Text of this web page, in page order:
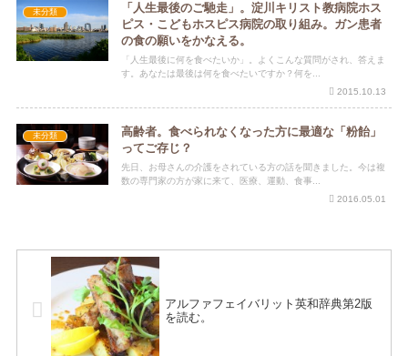
未分類
「人生最後のご馳走」。淀川キリスト教病院ホス
ピス・こどもホスピス病院の取り組み。ガン患者
の食の願いをかなえる。
「人生最後に何を食べたいか」。よくこんな質問がされ、答えま
す。あなたは最後は何を食べたいですか？何を...
2015.10.13
未分類
高齢者。食べられなくなった方に最適な「粉飴」
ってご存じ？
先日、お母さんの介護をされている方の話を聞きました。今は複
数の専門家の方が家に来て、医療、運動、食事...
2016.05.01
アルファフェイバリット英和辞典第2版
を読む。